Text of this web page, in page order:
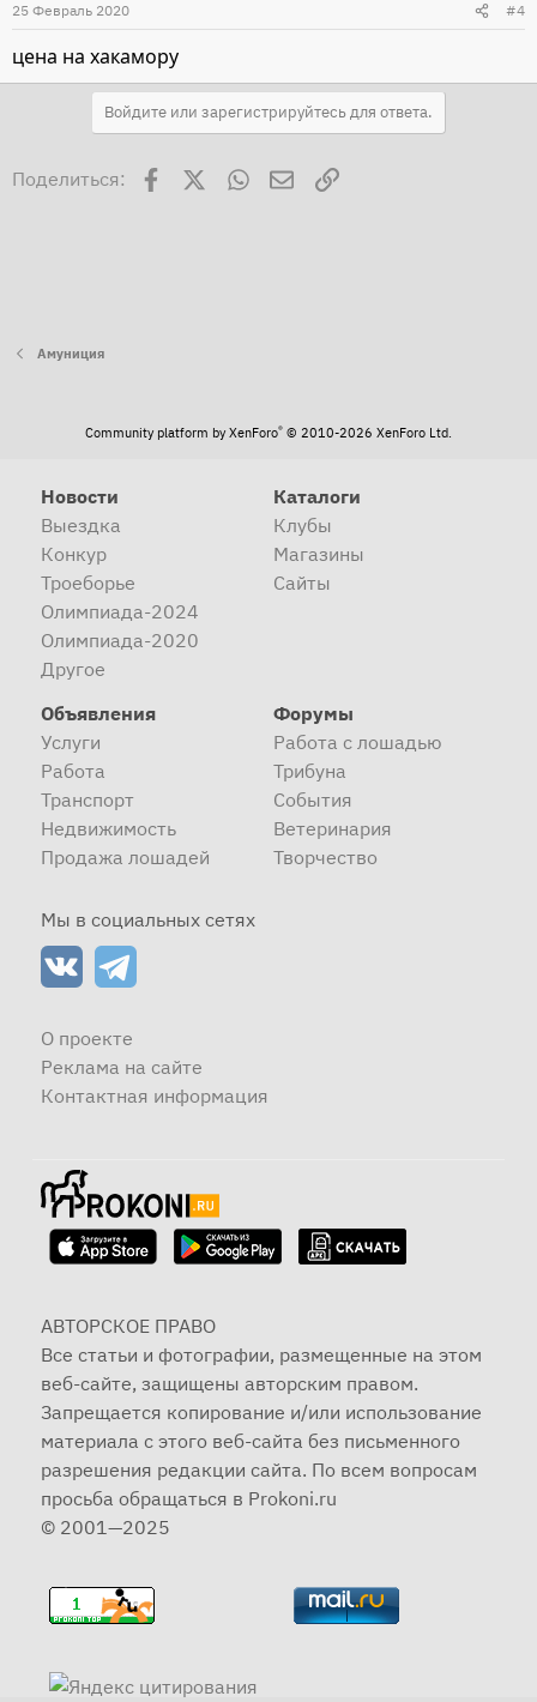
25 Февраль 2020 #4
цена на хакамору
Войдите или зарегистрируйтесь для ответа.
Поделиться: Facebook WhatsAppЭлектронная почта
Ссылка
Амуниция
Community platform by XenForo® © 2010-2026 XenForo Ltd.
Новости
Выездка
Конкур
Троеборье
Олимпиада-2024
Олимпиада-2020
Другое
Каталоги
Клубы
Магазины
Сайты
Объявления
Услуги
Работа
Транспорт
Недвижимость
Продажа лошадей
Форумы
Работа с лошадью
Трибуна
События
Ветеринария
Творчество
Мы в социальных сетях
О проекте
Реклама на сайте
Контактная информация
АВТОРСКОЕ ПРАВО
Все статьи и фотографии, размещенные на этом
веб-сайте, защищены авторским правом.
Запрещается копирование и/или использование
материала с этого веб-сайта без письменного
разрешения редакции сайта. По всем вопросам
просьба обращаться в Prokoni.ru
© 2001—2025